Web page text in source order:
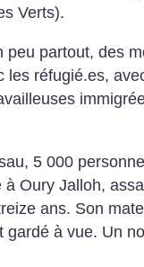
Verts).
peu partout, des
les réfugié.es,
5 000
Oury Jalloh,
ans. Son
gardé à vue. Un